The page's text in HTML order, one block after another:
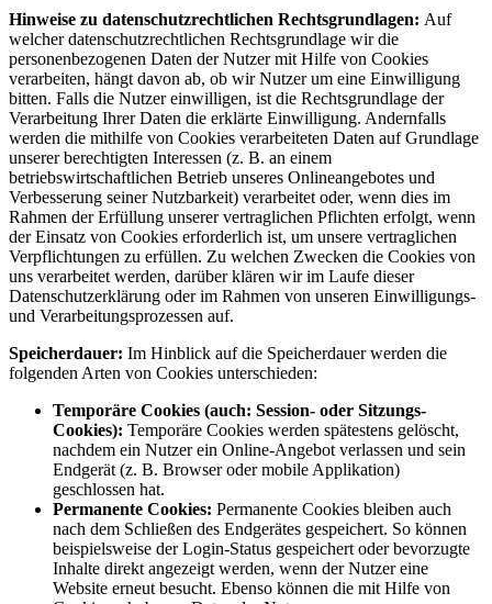
Hinweise zu datenschutzrechtlichen Rechtsgrundlagen: Auf
welcher datenschutzrechtlichen Rechtsgrundlage wir die
personenbezogenen Daten der Nutzer mit Hilfe von Cookies
verarbeiten, hängt davon ab, ob wir Nutzer um eine Einwilligung
bitten. Falls die Nutzer einwilligen, ist die Rechtsgrundlage der
Verarbeitung Ihrer Daten die erklärte Einwilligung. Andernfalls
werden die mithilfe von Cookies verarbeiteten Daten auf Grundlage
unserer berechtigten Interessen (z. B. an einem
betriebswirtschaftlichen Betrieb unseres Onlineangebotes und
Verbesserung seiner Nutzbarkeit) verarbeitet oder, wenn dies im
Rahmen der Erfüllung unserer vertraglichen Pflichten erfolgt, wenn
der Einsatz von Cookies erforderlich ist, um unsere vertraglichen
Verpflichtungen zu erfüllen. Zu welchen Zwecken die Cookies von
uns verarbeitet werden, darüber klären wir im Laufe dieser
Datenschutzerklärung oder im Rahmen von unseren Einwilligungs-
und Verarbeitungsprozessen auf.
Speicherdauer: Im Hinblick auf die Speicherdauer werden die
folgenden Arten von Cookies unterschieden:
Temporäre Cookies (auch: Session- oder Sitzungs-
Cookies): Temporäre Cookies werden spätestens gelöscht,
nachdem ein Nutzer ein Online-Angebot verlassen und sein
Endgerät (z. B. Browser oder mobile Applikation)
geschlossen hat.
Permanente Cookies: Permanente Cookies bleiben auch
nach dem Schließen des Endgerätes gespeichert. So können
beispielsweise der Login-Status gespeichert oder bevorzugte
Inhalte direkt angezeigt werden, wenn der Nutzer eine
Website erneut besucht. Ebenso können die mit Hilfe von